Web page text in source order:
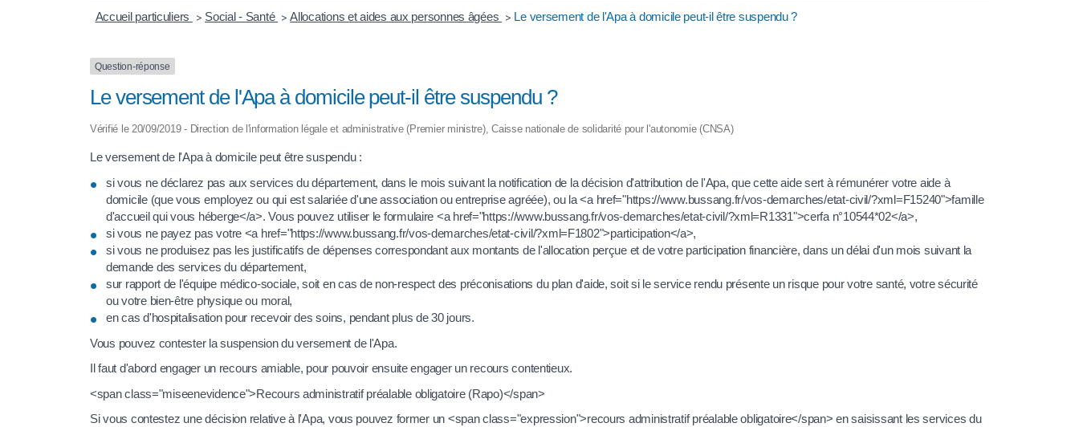
Accueil particuliers > Social - Santé > Allocations et aides aux personnes âgées > Le versement de l'Apa à domicile peut-il être suspendu ?
Question-réponse
Le versement de l'Apa à domicile peut-il être suspendu ?
Vérifié le 20/09/2019 - Direction de l'information légale et administrative (Premier ministre), Caisse nationale de solidarité pour l'autonomie (CNSA)
Le versement de l'Apa à domicile peut être suspendu :
si vous ne déclarez pas aux services du département, dans le mois suivant la notification de la décision d'attribution de l'Apa, que cette aide sert à rémunérer votre aide à
domicile (que vous employez ou qui est salariée d'une association ou entreprise agréée), ou la <a href="https://www.bussang.fr/vos-demarches/etat-civil/?xml=F15240">famille
d'accueil qui vous héberge</a>. Vous pouvez utiliser le formulaire <a href="https://www.bussang.fr/vos-demarches/etat-civil/?xml=R1331">cerfa n°10544*02</a>,
si vous ne payez pas votre <a href="https://www.bussang.fr/vos-demarches/etat-civil/?xml=F1802">participation</a>,
si vous ne produisez pas les justificatifs de dépenses correspondant aux montants de l'allocation perçue et de votre participation financière, dans un délai d'un mois suivant la
demande des services du département,
sur rapport de l'équipe médico-sociale, soit en cas de non-respect des préconisations du plan d'aide, soit si le service rendu présente un risque pour votre santé, votre sécurité
ou votre bien-être physique ou moral,
en cas d'hospitalisation pour recevoir des soins, pendant plus de 30 jours.
Vous pouvez contester la suspension du versement de l'Apa.
Il faut d'abord engager un recours amiable, pour pouvoir ensuite engager un recours contentieux.
<span class="miseenevidence">Recours administratif préalable obligatoire (Rapo)</span>
Si vous contestez une décision relative à l'Apa, vous pouvez former un <span class="expression">recours administratif préalable obligatoire</span> en saisissant les services du